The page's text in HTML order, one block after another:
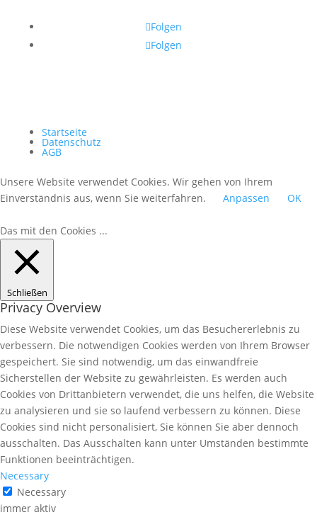
Folgen
Folgen
Startseite
Datenschutz
AGB
Unsere Website verwendet Cookies. Wir gehen von Ihrem
Einverständnis aus, wenn Sie weiterfahren.
Anpassen OK
Das mit den Cookies ...
Schließen
Privacy Overview
Diese Website verwendet Cookies, um das Besuchererlebnis zu
verbessern. Die notwendigen Cookies werden von Ihrem Browser
gespeichert. Sie sind notwendig, um das einwandfreie
Sicherstellen der Website zu gewährleisten. Es werden auch
Cookies von Drittanbietern verwendet, die uns helfen, die Website
zu analysieren und sie so laufend verbessern zu können. Diese
Cookies sind nicht personalisiert, Sie können Sie aber dennoch
ausschalten. Das Ausschalten kann unter Umständen bestimmte
Funktionen beeinträchtigen.
Necessary
Necessary
immer aktiv